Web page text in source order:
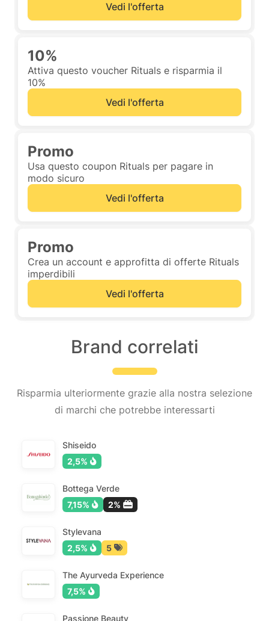
Vedi l'offerta
10%
Attiva questo voucher Rituals e risparmia il
10%
Vedi l'offerta
Promo
Usa questo coupon Rituals per pagare in
modo sicuro
Vedi l'offerta
Promo
Crea un account e approfitta di offerte Rituals
imperdibili
Vedi l'offerta
Brand correlati
Risparmia ulteriormente grazie alla nostra selezione
di marchi che potrebbe interessarti
Shiseido
2,5%
Bottega Verde
7,15%
2%
Stylevana
2,5%
5
The Ayurveda Experience
7,5%
Passione Beauty